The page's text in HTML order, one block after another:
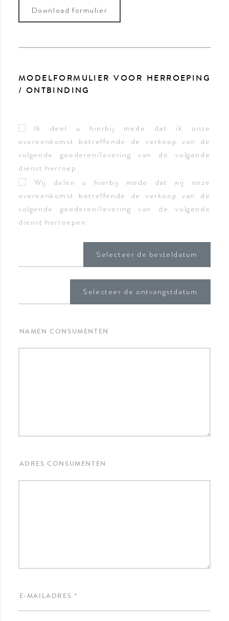
Download formulier
MODELFORMULIER VOOR HERROEPING
/ ONTBINDING
Ik deel u hierbij mede dat ik onze
overeenkomst betreffende de verkoop van de
volgende goederen/levering van de volgende
dienst herroep
Wij delen u hierbij mede dat wij onze
overeenkomst betreffende de verkoop van de
volgende goederen/levering van de volgende
dienst herroepen
Selecteer de besteldatum
Selecteer de ontvangstdatum
NAMEN CONSUMENTEN
ADRES CONSUMENTEN
E-MAILADRES *